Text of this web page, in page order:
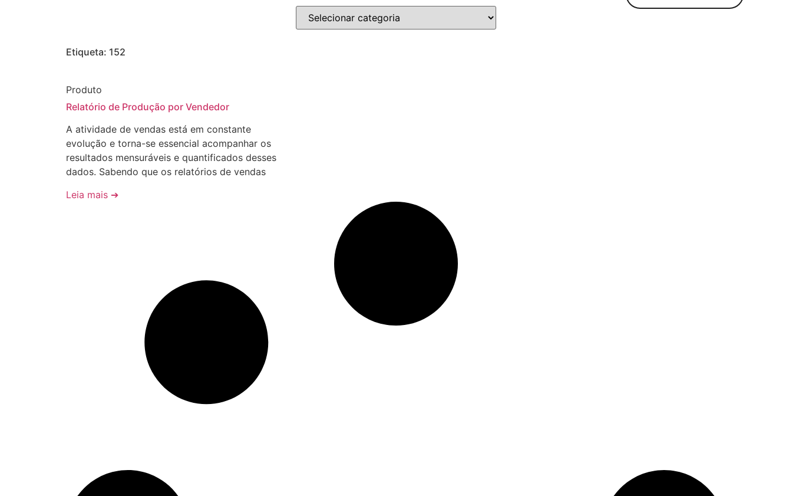
Etiqueta: 152
Produto
Relatório de Produção por Vendedor
A atividade de vendas está em constante
evolução e torna-se essencial acompanhar os
resultados mensuráveis e quantificados desses
dados. Sabendo que os relatórios de vendas
Leia mais ➔